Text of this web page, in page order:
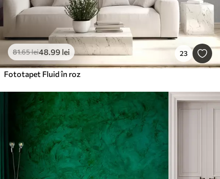
81.65lei48 .99 lei 23
Fototapet Fluid în roz